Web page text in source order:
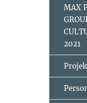
MAX
2021